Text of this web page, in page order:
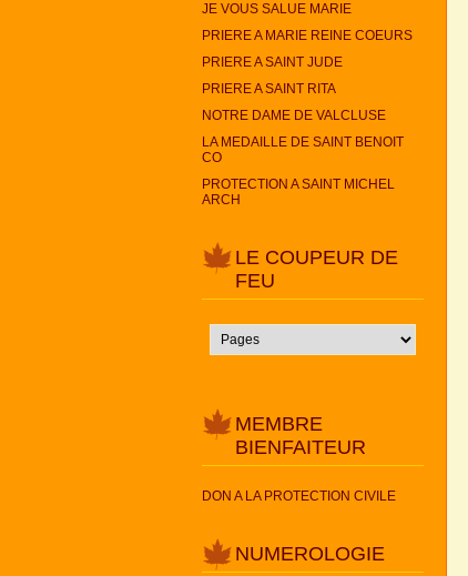
JE VOUS SALUE MARIE
PRIERE A MARIE REINE COEURS
PRIERE A SAINT JUDE
PRIERE A SAINT RITA
NOTRE DAME DE VALCLUSE
LA MEDAILLE DE SAINT BENOIT
CO
PROTECTION A SAINT MICHEL
ARCH
LE COUPEUR DE
FEU
MEMBRE
BIENFAITEUR
DON A LA PROTECTION CIVILE
NUMEROLOGIE